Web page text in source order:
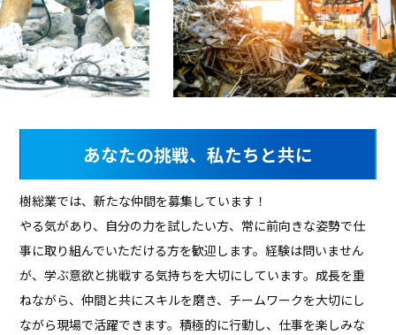
あなたの挑戦、私たちと共に
樹総業では、新たな仲間を募集しています！
やる気があり、自分の力を試したい方、常に前向きな姿勢で仕
事に取り組んでいただける方を歓迎します。経験は問いません
が、学ぶ意欲と挑戦する気持ちを大切にしています。成長を重
ねながら、仲間と共にスキルを磨き、チームワークを大切にし
ながら現場で活躍できます。積極的に行動し、仕事を楽しみな